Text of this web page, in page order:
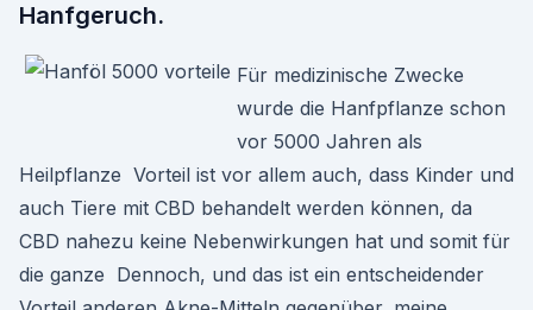
Hanfgeruch.
Für medizinische Zwecke
wurde die Hanfpflanze schon
vor 5000 Jahren als
Heilpflanze Vorteil ist vor allem auch, dass Kinder und
auch Tiere mit CBD behandelt werden können, da
CBD nahezu keine Nebenwirkungen hat und somit für
die ganze Dennoch, und das ist ein entscheidender